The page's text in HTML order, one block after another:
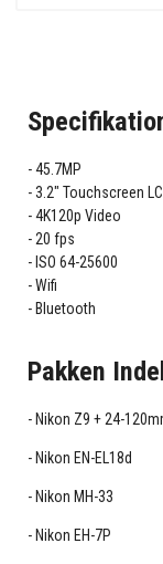
45.7MP
3.2" Touchscreen
4K120p Video
20 fps
ISO 64-25600
Wifi
Bluetooth
Pakken
Nikon Z9 + 24-
Nikon EN-EL18d
Nikon MH-33
Nikon EH-7P